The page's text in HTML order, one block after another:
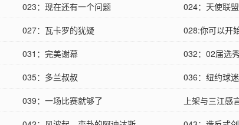
023：现在还有一个问题
024：天使联
027：瓦卡罗的犹疑
028:你可以开
031：完美谢幕
032：02届选
035：多兰叔叔
036：纽约球
039：一场比赛就够了
上架与三江感